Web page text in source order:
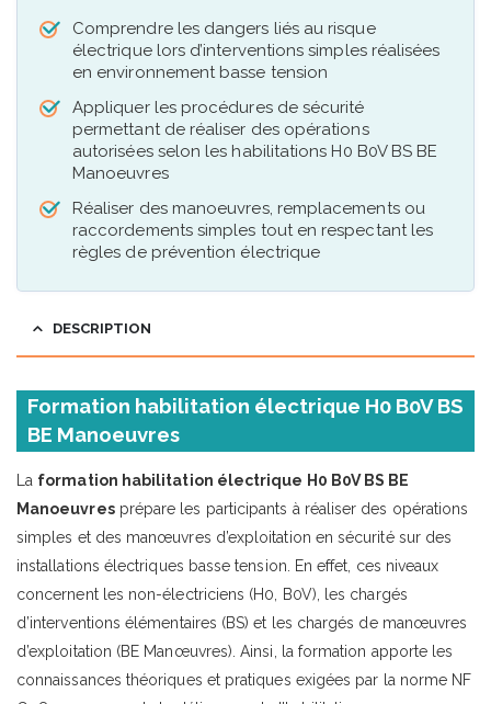
Comprendre les dangers liés au risque
électrique lors d’interventions simples réalisées
en environnement basse tension
Appliquer les procédures de sécurité
permettant de réaliser des opérations
autorisées selon les habilitations H0 B0V BS BE
Manoeuvres
Réaliser des manoeuvres, remplacements ou
raccordements simples tout en respectant les
règles de prévention électrique
DESCRIPTION
Formation habilitation électrique H0 B0V BS
BE Manoeuvres
La formation habilitation électrique H0 B0V BS BE
Manoeuvresprépare les participants à réaliser des opérations
simples et des manœuvres d’exploitation en sécurité sur des
installations électriques basse tension. En effet, ces niveaux
concernent les non-électriciens (H0, B0V), les chargés
d’interventions élémentaires (BS) et les chargés de manœuvres
d’exploitation (BE Manœuvres). Ainsi, la formation apporte les
connaissances théoriques et pratiques exigées par la norme NF